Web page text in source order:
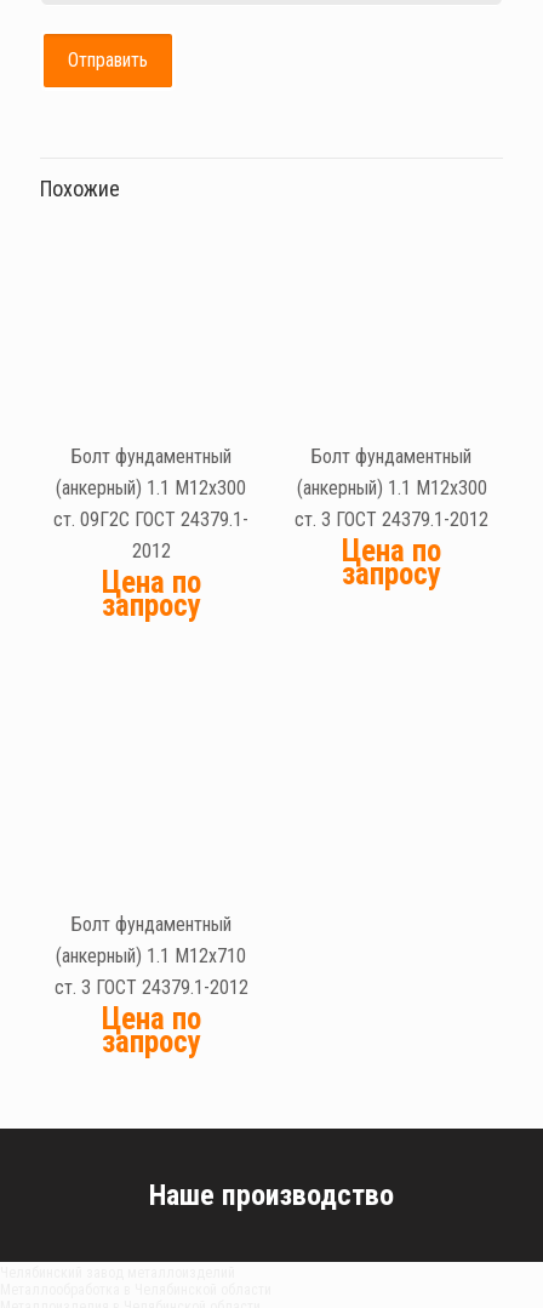
Похожие
Болт фундаментный
(анкерный) 1.1 М12х300
ст. 09Г2С ГОСТ 24379.1-
2012
Цена по
запросу
Болт фундаментный
(анкерный) 1.1 М12х300
ст. 3 ГОСТ 24379.1-2012
Цена по
запросу
Болт фундаментный
(анкерный) 1.1 М12х710
ст. 3 ГОСТ 24379.1-2012
Цена по
запросу
Наше производство